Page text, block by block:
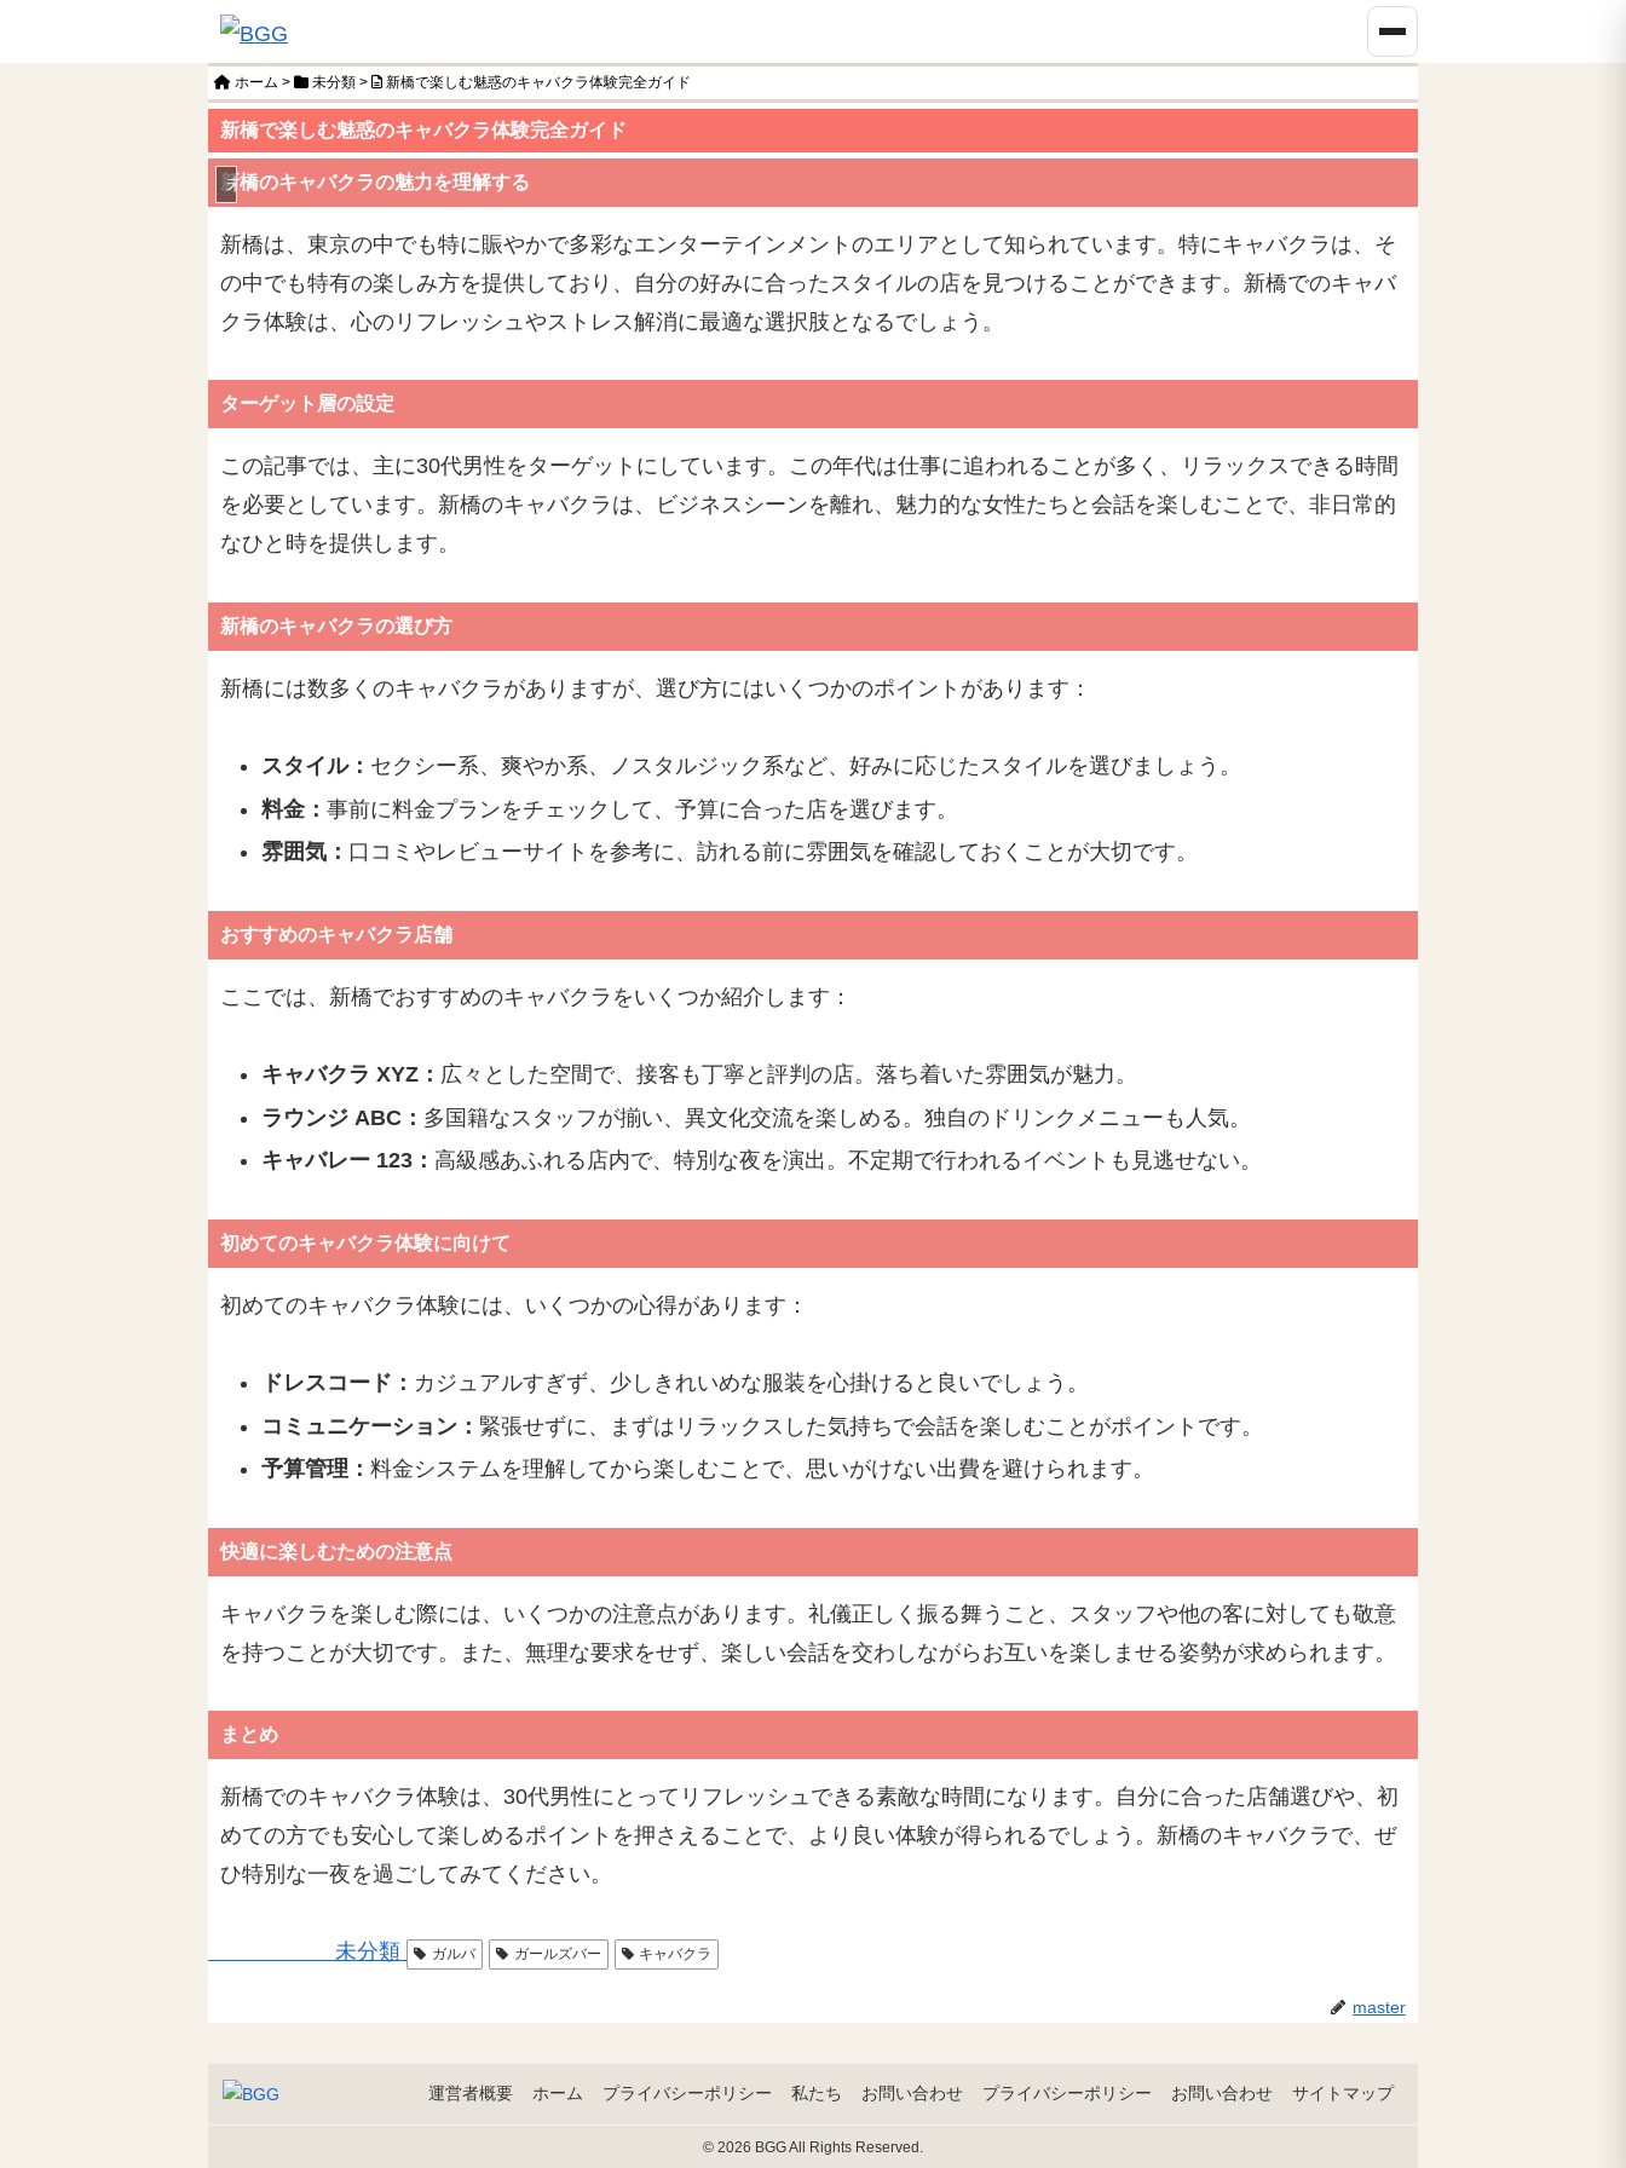
ホーム > 未分類 > 新橋で楽しむ魅惑のキャバクラ体験完全ガイド
新橋で楽しむ魅惑のキャバクラ体験完全ガイド
未分類
新橋のキャバクラの魅力を理解する
新橋は、東京の中でも特に賑やかで多彩なエンターテインメントのエリアとして知られています。特にキャバクラは、そ
の中でも特有の楽しみ方を提供しており、自分の好みに合ったスタイルの店を見つけることができます。新橋でのキャバ
クラ体験は、心のリフレッシュやストレス解消に最適な選択肢となるでしょう。
ターゲット層の設定
この記事では、主に30代男性をターゲットにしています。この年代は仕事に追われることが多く、リラックスできる時間
を必要としています。新橋のキャバクラは、ビジネスシーンを離れ、魅力的な女性たちと会話を楽しむことで、非日常的
なひと時を提供します。
新橋のキャバクラの選び方
新橋には数多くのキャバクラがありますが、選び方にはいくつかのポイントがあります：
スタイル： セクシー系、爽やか系、ノスタルジック系など、好みに応じたスタイルを選びましょう。
料金： 事前に料金プランをチェックして、予算に合った店を選びます。
雰囲気： 口コミやレビューサイトを参考に、訪れる前に雰囲気を確認しておくことが大切です。
おすすめのキャバクラ店舗
ここでは、新橋でおすすめのキャバクラをいくつか紹介します：
キャバクラ XYZ： 広々とした空間で、接客も丁寧と評判の店。落ち着いた雰囲気が魅力。
ラウンジ ABC： 多国籍なスタッフが揃い、異文化交流を楽しめる。独自のドリンクメニューも人気。
キャバレー 123： 高級感あふれる店内で、特別な夜を演出。不定期で行われるイベントも見逃せない。
初めてのキャバクラ体験に向けて
初めてのキャバクラ体験には、いくつかの心得があります：
ドレスコード： カジュアルすぎず、少しきれいめな服装を心掛けると良いでしょう。
コミュニケーション： 緊張せずに、まずはリラックスした気持ちで会話を楽しむことがポイントです。
予算管理： 料金システムを理解してから楽しむことで、思いがけない出費を避けられます。
快適に楽しむための注意点
キャバクラを楽しむ際には、いくつかの注意点があります。礼儀正しく振る舞うこと、スタッフや他の客に対しても敬意
を持つことが大切です。また、無理な要求をせず、楽しい会話を交わしながらお互いを楽しませる姿勢が求められます。
まとめ
新橋でのキャバクラ体験は、30代男性にとってリフレッシュできる素敵な時間になります。自分に合った店舗選びや、初
めての方でも安心して楽しめるポイントを押さえることで、より良い体験が得られるでしょう。新橋のキャバクラで、ぜ
ひ特別な一夜を過ごしてみてください。
未分類 ガルバ ガールズバー キャバクラ
master
運営者概要 ホーム プライバシーポリシー 私たち お問い合わせ プライバシーポリシー お問い合わせ サイトマップ
© 2026 BGG All Rights Reserved.